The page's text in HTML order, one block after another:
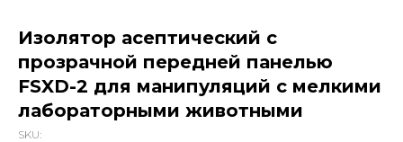
Изолятор асептический с
прозрачной передней панелью
FSXD-2 для манипуляций с мелкими
лабораторными животными
SKU: